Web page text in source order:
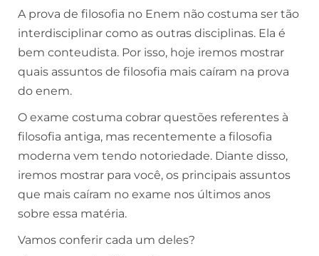
A prova de filosofia no Enem não costuma ser tão
interdisciplinar como as outras disciplinas. Ela é
bem conteudista. Por isso, hoje iremos mostrar
quais assuntos de filosofia mais caíram na prova
do enem.
O exame costuma cobrar questões referentes à
filosofia antiga, mas recentemente a filosofia
moderna vem tendo notoriedade. Diante disso,
iremos mostrar para você, os principais assuntos
que mais caíram no exame nos últimos anos
sobre essa matéria.
Vamos conferir cada um deles?